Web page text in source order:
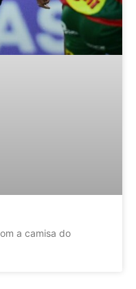
a camisa do